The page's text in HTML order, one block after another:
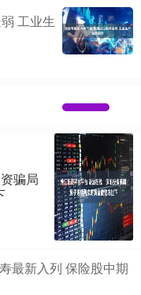
工业生
骗局
最新入列 保险股中期